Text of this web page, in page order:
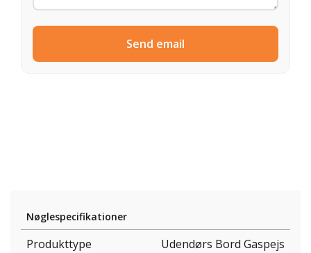
Send email
Nøglespecifikationer
Produkttype
Udendørs Bord Gaspejs